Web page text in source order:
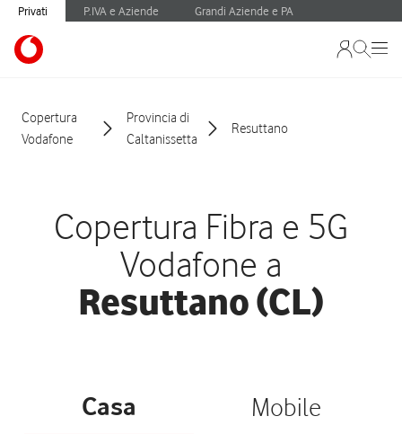
Privati P.IVA e Aziende Grandi Aziende e PA
Copertura
Vodafone
Provincia di
Caltanissetta
Resuttano
Copertura Fibra e 5G
Vodafone a
Resuttano (CL)
Casa Mobile